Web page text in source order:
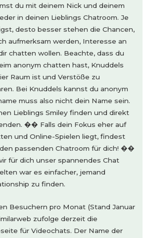
du mit deinem Nick und deinem
in deinen Lieblings Chatroom. Je
desto besser stehen die Chancen,
aufmerksam werden, Interesse an
chatten wollen. Beachte, dass du
anonym chatten hast, Knuddels
Raum ist und Verstöße zu
Bei Knuddels kannst du anonym
muss also nicht dein Name sein.
Lieblings Smiley finden und direkt
�� Falls dein Fokus eher auf
und Online-Spielen liegt, findest
passenden Chatroom für dich! ��
für dich unser spannendes Chat
war es einfacher, jemand
zu finden.
Besuchern pro Monat (Stand Januar
zufolge derzeit die
für Videochats. Der Name der